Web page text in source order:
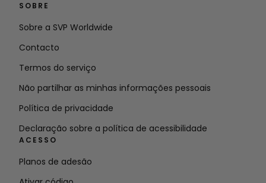
SOBRE
Sobre a SVP Worldwide
Contacto
Termos do serviço
Não partilhar as minhas informações pessoais
Política de privacidade
Declaração sobre a política de acessibilidade
ACESSO
Planos de adesão